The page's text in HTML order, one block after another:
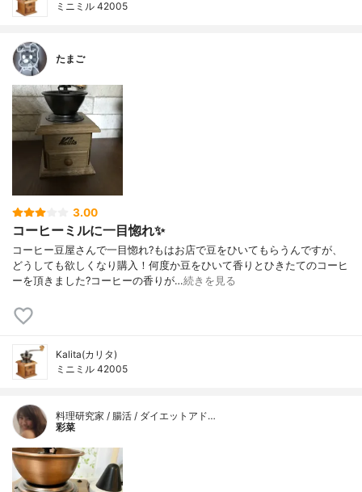
ミニミル 42005
たまご
3.00
コーヒーミルに一目惚れ✨
コーヒー豆屋さんで一目惚れ?もはお店で豆をひいてもらうんですが、
どうしても欲しくなり購入！何度か豆をひいて香りとひきたてのコーヒ
ーを頂きました?コーヒーの香りが…続きを見る
Kalita(カリタ)
ミニミル 42005
料理研究家 / 腸活 / ダイエットアド…
彩菜